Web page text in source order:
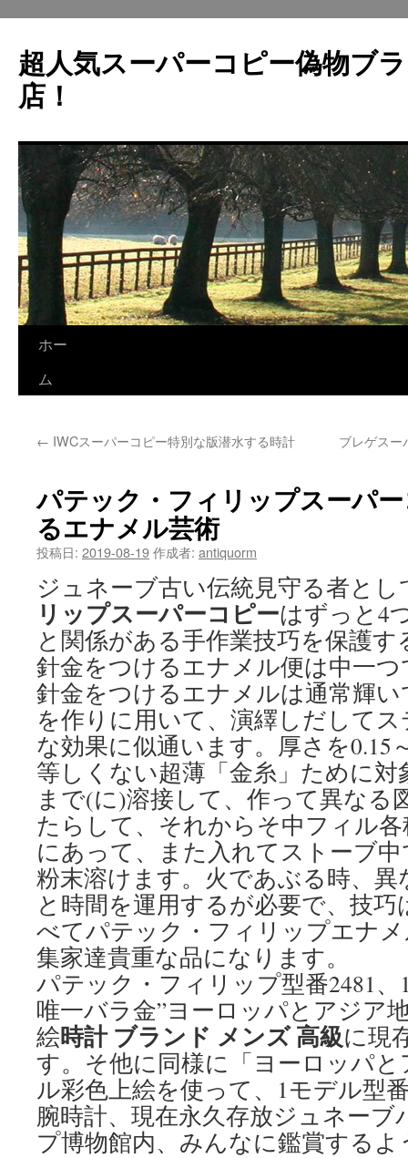
超人気スーパーコピー偽物ブ
店！
コ
ン
ス
キ
ホー
ム
← IWCスーパーコピー特別な版潜水する時計 ブレゲスー
パテック・フィリップスーパ
るエナメル芸術
投稿日: 2019-08-19作成者: antiquorm
ジュネーブ古い伝統見守る者とし
リップスーパーコピーはずっと4
と関係がある手作業技巧を保護
針金をつけるエナメル便は中一つ
針金をつけるエナメルは通常輝
を作りに用いて、演繹しだして
な効果に似通います。厚さを0.15
等しくない超薄「金糸」ために
まで(に)溶接して、作って異なる
たらして、それからそ中フィル
にあって、また入れてストーブ
粉末溶けます。火であぶる時、
と時間を運用するが必要で、技
べてパテック・フィリップエナ
集家達貴重な品になります。
パテック・フィリップ型番2481
唯一バラ金”ヨーロッパとアジア
絵時計 ブランド メンズ 高級に現
す。そ他に同様に「ヨーロッパ
ル彩色上絵を使って、1モデル型
腕時計、現在永久存放ジュネー
プ博物館内、みんなに鑑賞する